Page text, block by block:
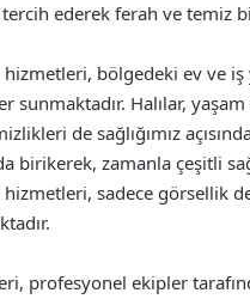
ederek ferah ve temiz
hizmetleri, bölgedeki ev ve
sunmaktadır. Halılar,
de sağlığımız
birikerek, zamanla çeşitli
hizmetleri, sadece görsellik
profesyonel ekipler